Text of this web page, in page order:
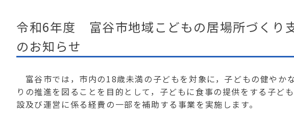
令和6年度 富谷市地域こどもの居場所づくり
のお知らせ
富谷市では，市内の18歳未満の子どもを対象に，子どもの健やか
りの推進を図ることを目的として，子どもに食事の提供をする子ど
設及び運営に係る経費の一部を補助する事業を実施します。